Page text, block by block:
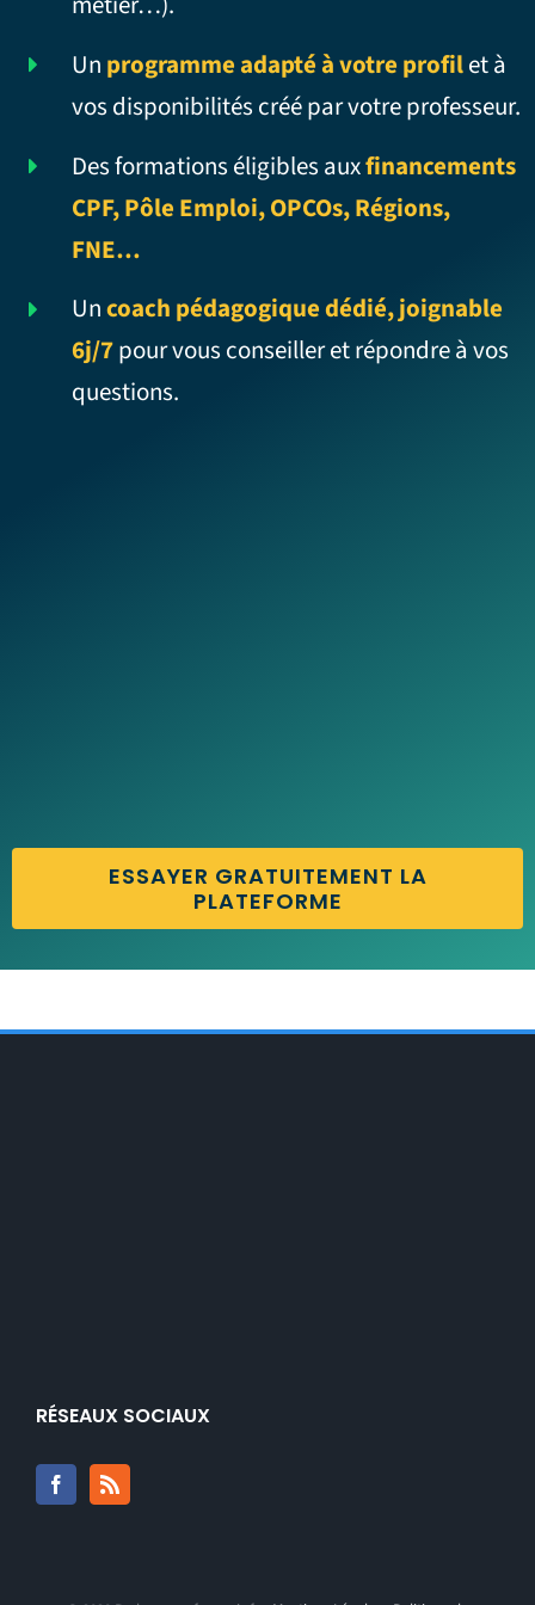
Un programme adapté à votre profilet à
vos disponibilités créé par votre professeur.
Des formations éligibles auxfinancements
CPF, Pôle Emploi, OPCOs, Régions,
FNE…
Uncoach pédagogique dédié, joignable
6j/7pour vous conseiller et répondre à vos
questions.
ESSAYER GRATUITEMENT LA
PLATEFORME
RÉSEAUX SOCIAUX